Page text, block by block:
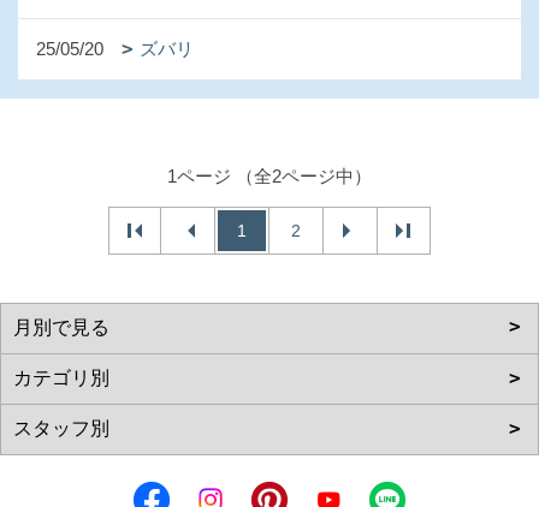
25/05/20 ズバリ
1ページ （全2ページ中）
1 2